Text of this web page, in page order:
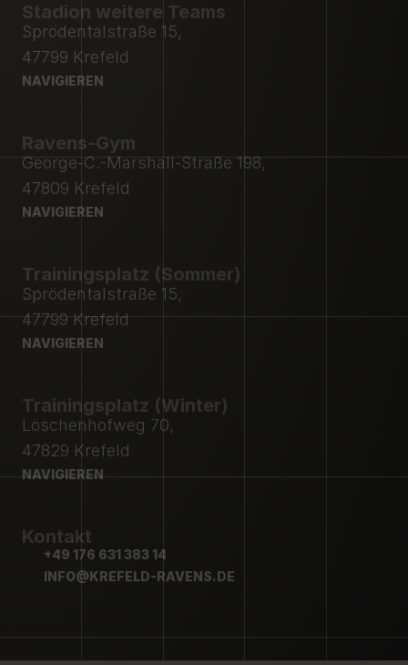
Stadion weitere Teams
Sprödentalstraße 15,
47799 Krefeld
NAVIGIEREN
Ravens-Gym
George-C.-Marshall-Straße 198,
47809 Krefeld
NAVIGIEREN
Trainingsplatz (Sommer)
Sprödentalstraße 15,
47799 Krefeld
NAVIGIEREN
Trainingsplatz (Winter)
Löschenhofweg 70,
47829 Krefeld
NAVIGIEREN
Kontakt
+49 176 631 383 14
+49 176 631 383 14
INFO@KREFELD-RAVENS.DE